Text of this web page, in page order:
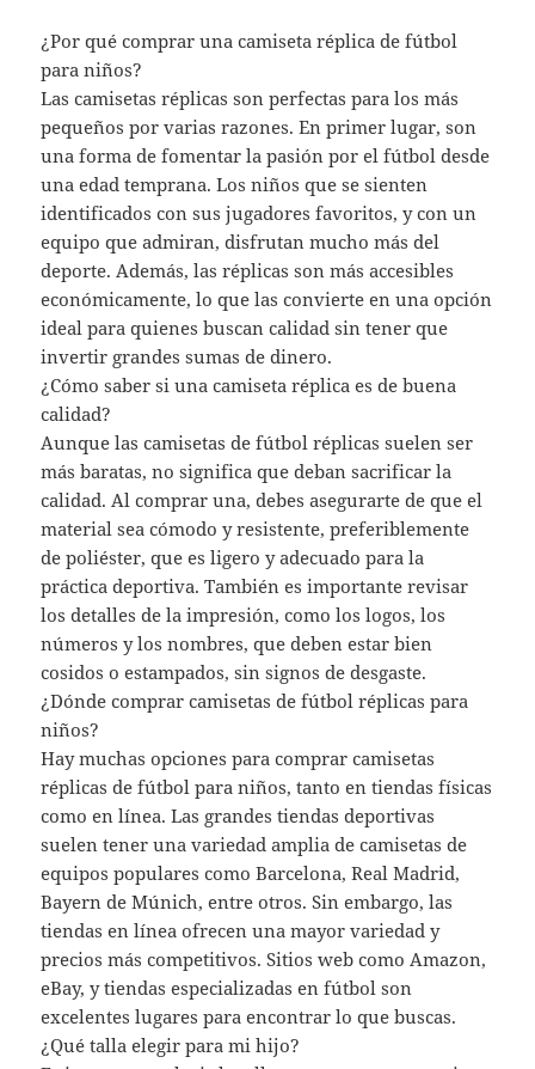
¿Por qué comprar una camiseta réplica de fútbol
para niños?
Las camisetas réplicas son perfectas para los más
pequeños por varias razones. En primer lugar, son
una forma de fomentar la pasión por el fútbol desde
una edad temprana. Los niños que se sienten
identificados con sus jugadores favoritos, y con un
equipo que admiran, disfrutan mucho más del
deporte. Además, las réplicas son más accesibles
económicamente, lo que las convierte en una opción
ideal para quienes buscan calidad sin tener que
invertir grandes sumas de dinero.
¿Cómo saber si una camiseta réplica es de buena
calidad?
Aunque las camisetas de fútbol réplicas suelen ser
más baratas, no significa que deban sacrificar la
calidad. Al comprar una, debes asegurarte de que el
material sea cómodo y resistente, preferiblemente
de poliéster, que es ligero y adecuado para la
práctica deportiva. También es importante revisar
los detalles de la impresión, como los logos, los
números y los nombres, que deben estar bien
cosidos o estampados, sin signos de desgaste.
¿Dónde comprar camisetas de fútbol réplicas para
niños?
Hay muchas opciones para comprar camisetas
réplicas de fútbol para niños, tanto en tiendas físicas
como en línea. Las grandes tiendas deportivas
suelen tener una variedad amplia de camisetas de
equipos populares como Barcelona, Real Madrid,
Bayern de Múnich, entre otros. Sin embargo, las
tiendas en línea ofrecen una mayor variedad y
precios más competitivos. Sitios web como Amazon,
eBay, y tiendas especializadas en fútbol son
excelentes lugares para encontrar lo que buscas.
¿Qué talla elegir para mi hijo?